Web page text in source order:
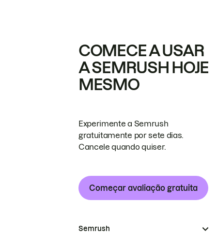
COMECE A USAR
A SEMRUSH HOJE
MESMO
Experimente a Semrush
gratuitamente por sete dias.
Cancele quando quiser.
Começar avaliação gratuita
Semrush